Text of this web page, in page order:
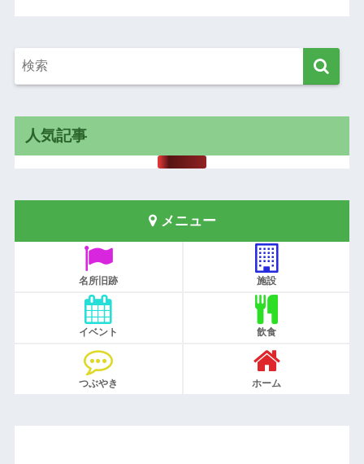
人気記事
メニュー
名所旧跡 施設
イベント 飲食
つぶやき ホーム